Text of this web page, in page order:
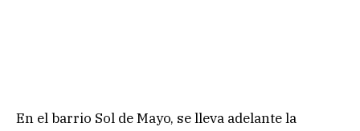
En el barrio Sol de Mayo, se lleva adelante la